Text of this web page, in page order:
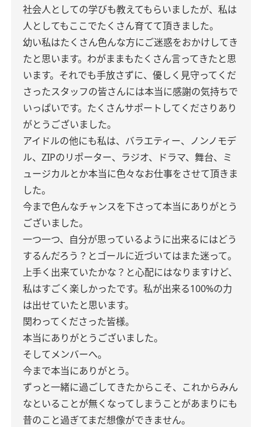
社会人としての学びも教えてもらいましたが、私は
人としてもここでたくさん育てて頂きました。
幼い私はたくさん色んな方にご迷惑をおかけしてき
たと思います。わがままもたくさん言ってきたと思
います。それでも手放さずに、優しく見守ってくだ
さったスタッフの皆さんには本当に感謝の気持ちで
いっぱいです。たくさんサポートしてくださりあり
がとうございました。
アイドルの他にも私は、バラエティー、ノンノモデ
ル、ZIPのリポーター、ラジオ、ドラマ、舞台、ミ
ュージカルとか本当に色々なお仕事をさせて頂きま
した。
今まで色んなチャンスを下さって本当にありがとう
ございました。
一つ一つ、自分が思っているように出来るにはどう
するんだろう？とゴールに近づいてはまた迷って。
上手く出来ていたかな？と心配にはなりますけど、
私はすごく楽しかったです。私が出来る100%の力
は出せていたと思います。
関わってくださった皆様。
本当にありがとうございました。
そしてメンバーへ。
今まで本当にありがとう。
ずっと一緒に過ごしてきたからこそ、これからみん
なといることが無くなってしまうことがあまりにも
昔のこと過ぎてまだ想像ができません。